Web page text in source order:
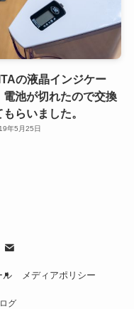
の液晶インジケー
電池が切れたので交換
もらいました。
年5月25日
ル メディアポリシー
グ